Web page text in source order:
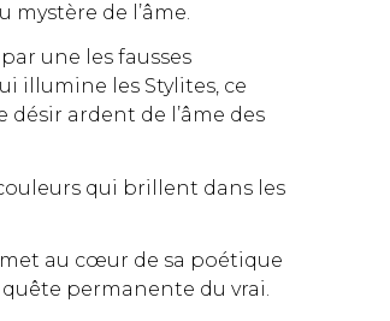
de l’âme.
une les fausses
illumine les Stylites, ce
désir ardent de l’âme des
qui brillent dans les
au cœur de sa poétique
quête permanente du vrai.